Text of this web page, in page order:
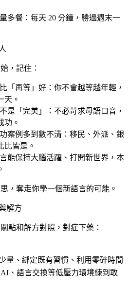
多餐 ：每天 20 分鐘，勝過週末一
，記住：
「再等」好 ：你不會越等越年輕，
天。
是「完美」
：不必苛求母語口音，
功。
案例多到數不清 ：移民、外派、銀
比皆是。
言能保持大腦活躍、打開新世界，本
，奪走你學一個新語言的可能。
解方
點和解方對照，對症下藥：
量、綁定既有習慣、利用零碎時間
、語言交換等低壓力環境練到敢